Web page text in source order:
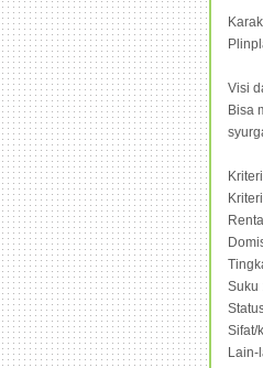
Visi
Bisa
Suku
Sifat/
Lain-